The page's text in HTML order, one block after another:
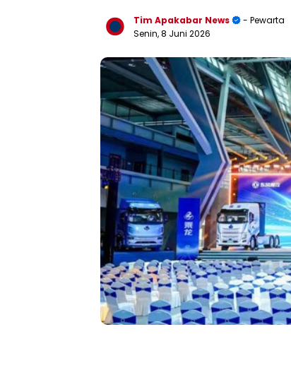
Tim Apakabar News
- Pewarta
Senin, 8 Juni 2026